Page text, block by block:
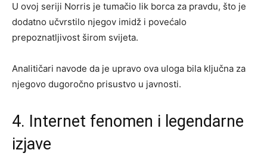
U ovoj seriji Norris je tumačio lik borca za pravdu, što je
dodatno učvrstilo njegov imidž i povećalo
prepoznatljivost širom svijeta.
Analitičari navode da je upravo ova uloga bila ključna za
njegovo dugoročno prisustvo u javnosti.
4. Internet fenomen i legendarne
izjave